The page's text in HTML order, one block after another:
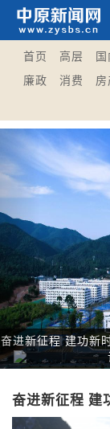
首页 高层 国
廉政
消费 房
奋进新征程 建功新
Previous
奋进新征程 建